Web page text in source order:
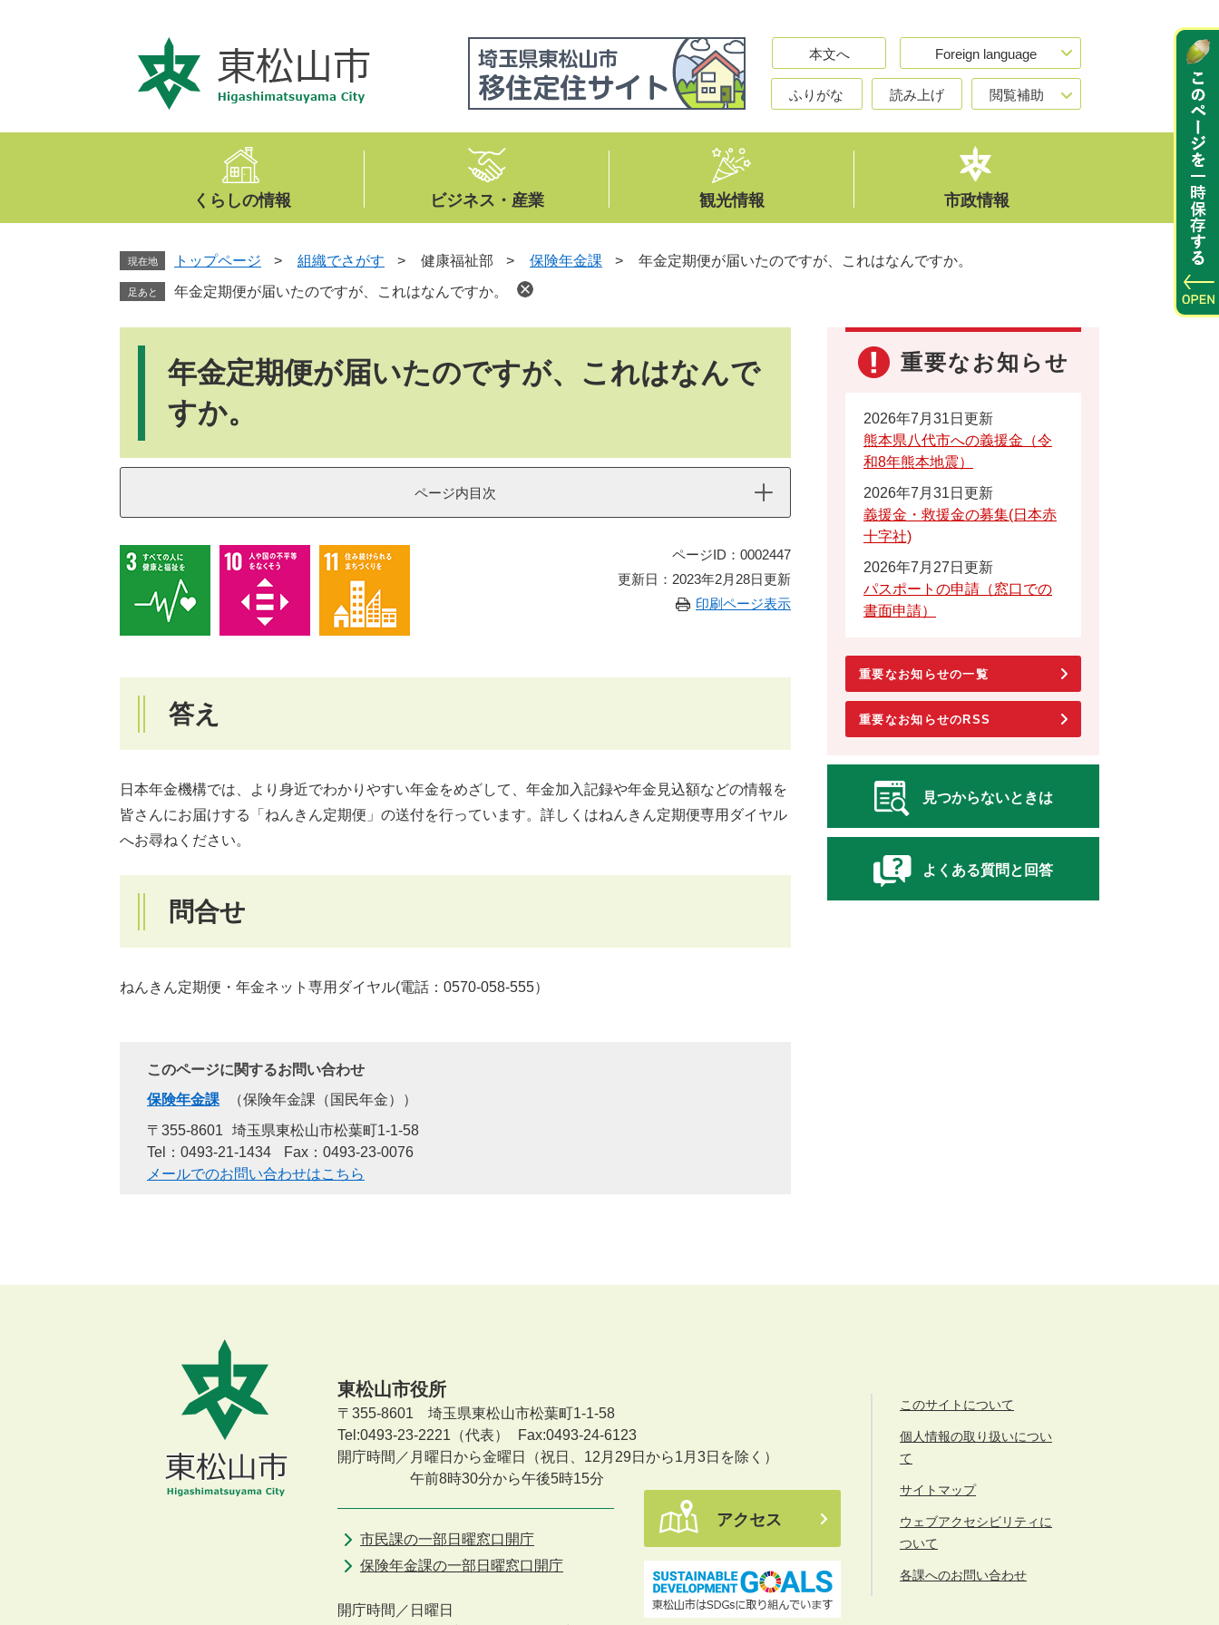
文
本文へ Foreign language
ふりがな 読み上げ 閲覧補助
くらしの情報 ビジネス・産業 観光情報 市政情報
現在地 トップページ > 組織でさがす > 健康福祉部 > 保険年金課 > 年金定期便が届いたのですが、これはなんですか。
足あと 年金定期便が届いたのですが、これはなんですか。
年金定期便が届いたのですが、これはなんで
すか。
ページ内目次
ページID：0002447
更新日：2023年2月28日更新
印刷ページ表示
答え
日本年金機構では、より身近でわかりやすい年金をめざして、年金加入記録や年金見込額などの情報を
皆さんにお届けする「ねんきん定期便」の送付を行っています。詳しくはねんきん定期便専用ダイヤル
へお尋ねください。
問合せ
ねんきん定期便・年金ネット専用ダイヤル(電話：0570-058-555）
このページに関するお問い合わせ
保険年金課
保険年金課（国民年金）
〒355-8601
埼玉県東松山市松葉町1-1-58
Tel：0493-21-1434
Fax：0493-23-0076
メールでのお問い合わせはこちら
重要なお知らせ
2026年7月31日更新
熊本県八代市への義援金（令
和8年熊本地震）
2026年7月31日更新
義援金・救援金の募集(日本赤
十字社)
2026年7月27日更新
パスポートの申請（窓口での
書面申請）
重要なお知らせの一覧
重要なお知らせのRSS
見つからないときは
よくある質問と回答
東松山市役所
〒355-8601 埼玉県東松山市松葉町1-1-58
Tel:0493-23-2221（代表）
Fax:0493-24-6123
開庁時間／月曜日から金曜日
（祝日、12月29日から1月3日を除く）
午前8時30分から午後5時15分
市民課の一部日曜窓口開庁
保険年金課の一部日曜窓口開庁
開庁時間／ 日曜日
アクセス
このサイトについて
個人情報の取り扱いについ
て
サイトマップ
ウェブアクセシビリティに
ついて
各課へのお問い合わせ